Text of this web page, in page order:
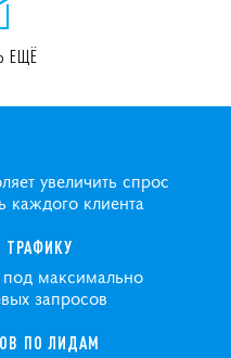
ЕЩЁ
увеличить спрос
каждого клиента
ТРАФИКУ
максимально
запросов
ПО ЛИДАМ